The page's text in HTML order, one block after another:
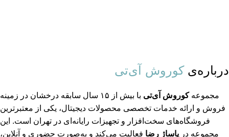
درباره‌یکوروش آی‌تی
مجموعهکوروش آی‌تی
با بیش از ۱۵ سال سابقه درخشان در زمینه
فروش و ارائه خدمات تخصصی محصولات دیجیتال، یکی از معتبرترین
فروشگاه‌های سخت‌افزار و تجهیزات رایانه‌ای در تهران است. این
مجموعه در پاساژ رضا فعالیت می‌کند و به‌صورت حضوری و آنلاین،